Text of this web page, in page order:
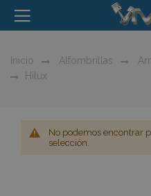
Inicio Alfombrillas
Hilux
No podemos encontrar
selección.